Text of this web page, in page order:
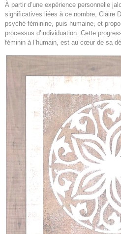
À partir d’une expérience personnelle
significatives liées à ce nombre, Claire
psyché féminine, puis humaine, et
processus d’individuation. Cette
féminin à l’humain, est au cœur de sa